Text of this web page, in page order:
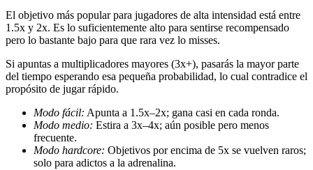
El objetivo más popular para jugadores de alta intensidad está entre
1.5x y 2x. Es lo suficientemente alto para sentirse recompensado
pero lo bastante bajo para que rara vez lo misses.
Si apuntas a multiplicadores mayores (3x+), pasarás la mayor parte
del tiempo esperando esa pequeña probabilidad, lo cual contradice el
propósito de jugar rápido.
Modo fácil: Apunta a 1.5x–2x; gana casi en cada ronda.
Modo medio: Estira a 3x–4x; aún posible pero menos
frecuente.
Modo hardcore: Objetivos por encima de 5x se vuelven raros;
solo para adictos a la adrenalina.